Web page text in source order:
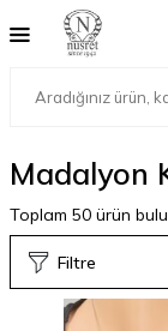
Madalyon
Toplam 50 ürün
Filtre